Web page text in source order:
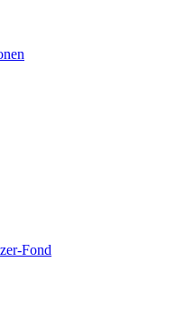
Fond